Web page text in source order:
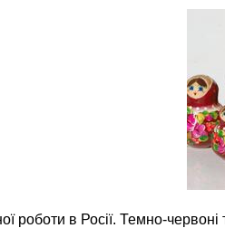
роботи в Росії. Темно-